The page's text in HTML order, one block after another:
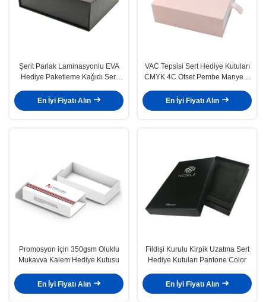
Şerit Parlak Laminasyonlu EVA
Hediye Paketleme Kağıdı Sert
En İyi Fiyatı Alın
VAC Tepsisi Sert Hediye Kutuları
CMYK 4C Ofset Pembe Manyetik
En İyi Fiyatı Alın
Promosyon için 350gsm Oluklu
Mukavva Kalem Hediye Kutusu
En İyi Fiyatı Alın
Fildişi Kurulu Kirpik Uzatma Sert
Hediye Kutuları Pantone Color
En İyi Fiyatı Alın